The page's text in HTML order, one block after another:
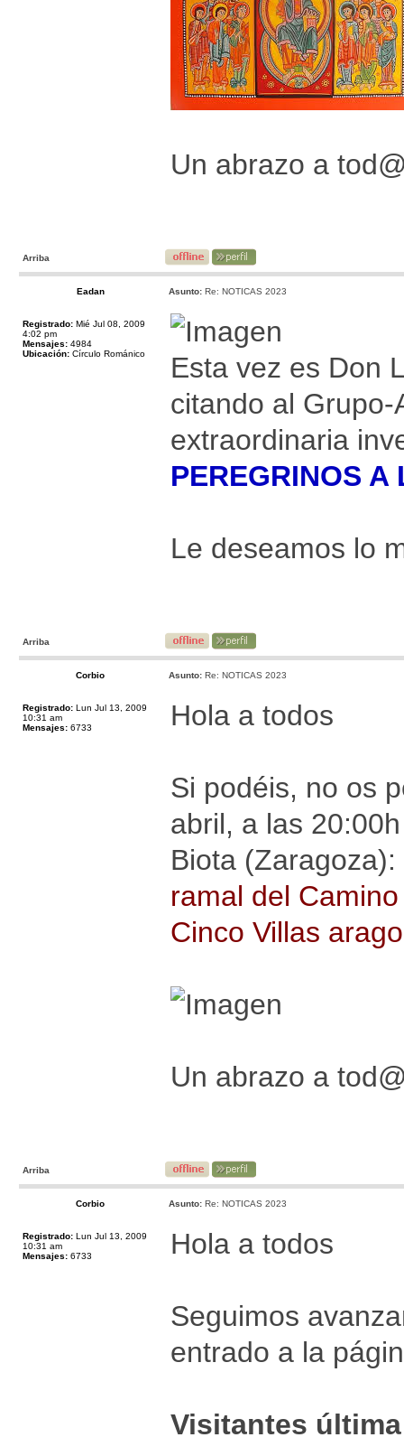
Un abrazo a
Arriba
Eadan Asunto: Re: NOTICAS 2023
Registrado: Mié Jul 08, 2009
4:02 pm
Mensajes: 4984
Ubicación: Círculo Románico
Esta vez es Don
citando al
extraordinaria
PEREGRINOS
Le deseamos lo
Arriba
Corbio Asunto: Re: NOTICAS 2023
Registrado: Lun Jul 13, 2009
10:31 am
Mensajes: 6733 Hola a todos
Si podéis, no os
abril, a las
Biota (Zaragoza):
ramal del
Cinco Villas
Un abrazo a
Arriba
Corbio Asunto: Re: NOTICAS 2023
Registrado: Lun Jul 13, 2009
10:31 am
Mensajes: 6733 Hola a todos
Seguimos
entrado a la
Visitantes